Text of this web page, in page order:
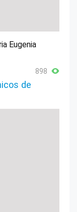
Eugenia
898
de